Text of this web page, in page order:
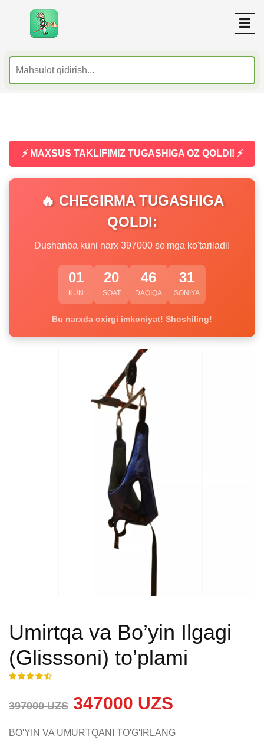
⚡ MAXSUS TAKLIFIMIZ TUGASHIGA OZ QOLDI! ⚡
🔥 CHEGIRMA TUGASHIGA
QOLDI:
Dushanba kuni narx 397000 so'mga ko'tariladi!
01
KUN
20
SOAT
46
DAQIQA
31
SONIYA
Bu narxda oxirgi imkoniyat! Shoshiling!
Umirtqa va Bo’yin Ilgagi
(Glisssoni) to’plami
397000 UZS 347000 UZS
BO'YIN VA UMURTQANI TO'G'IRLANG